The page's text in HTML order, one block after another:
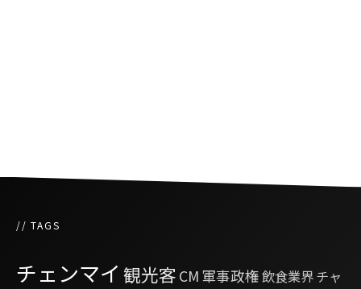
// TAGS
チェンマイ 観光客 CM 軍事政権飲食業界チャ